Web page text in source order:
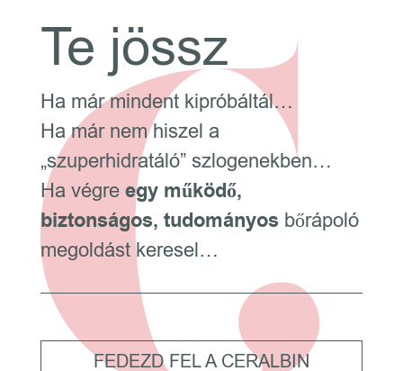
Te jössz
Ha már mindent kipróbáltál…
Ha már nem hiszel a
„szuperhidratáló” szlogenekben…
Ha végreegy működő,
biztonságos, tudományos bőrápoló
megoldást keresel…
FEDEZD FEL A CERALBIN